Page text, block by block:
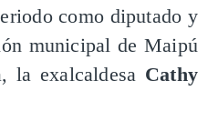
como diputado y
municipal de Maipú
la exalcaldesa Cathy